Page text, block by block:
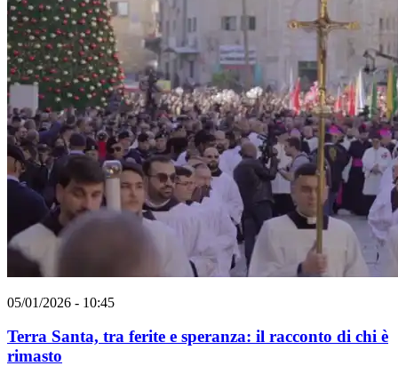
05/01/2026 - 10:45
Terra Santa, tra ferite e speranza: il racconto di chi è
rimasto